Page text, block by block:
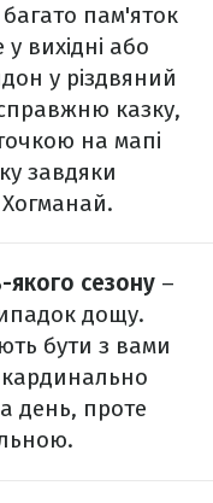
багато пам'яток
вихідні або
у різдвяний
казку,
на мапі
завдяки
сезону –
дощу.
бути з вами
день, проте